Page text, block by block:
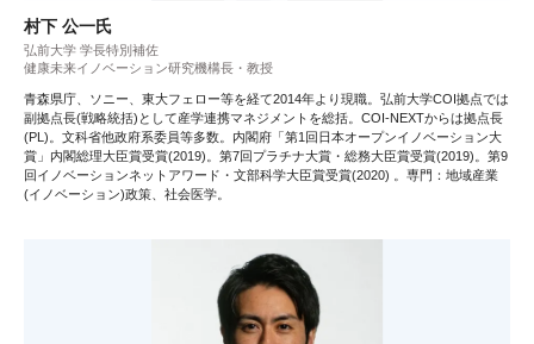
村下 公一氏
弘前大学 学長特別補佐
健康未来イノベーション研究機構長・教授
青森県庁、ソニー、東大フェロー等を経て2014年より現職。弘前大学COI拠点では
副拠点長(戦略統括)として産学連携マネジメントを総括。COI-NEXTからは拠点長
(PL)。文科省他政府系委員等多数。内閣府「第1回日本オープンイノベーション大
賞」内閣総理大臣賞受賞(2019)。第7回プラチナ大賞・総務大臣賞受賞(2019)。第9
回イノベーションネットアワード・文部科学大臣賞受賞(2020) 。専門：地域産業
(イノベーション)政策、社会医学。